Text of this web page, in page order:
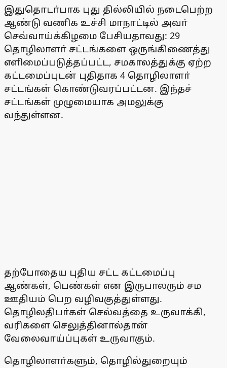
இதுதொடா்பாக புது தில்லியில் நடைபெற்ற
ஆண்டு வணிக உச்சி மாநாட்டில் அவா்
செவ்வாய்க்கிழமை பேசியதாவது: 29
தொழிலாளா் சட்டங்களை ஒருங்கிணைத்து
எளிமைப்படுத்தப்பட்ட, சமகாலத்துக்கு ஏற்ற
கட்டமைப்புடன் புதிதாக 4 தொழிலாளா்
சட்டங்கள் கொண்டுவரப்பட்டன. இந்தச்
சட்டங்கள் முழுமையாக அமலுக்கு
வந்துள்ளன.
தற்போதைய புதிய சட்ட கட்டமைப்பு
ஆண்கள், பெண்கள் என இருபாலரும் சம
ஊதியம் பெற வழிவகுத்துள்ளது.
தொழிலதிபா்கள் செல்வத்தை உருவாக்கி,
வரிகளை செலுத்தினால்தான்
வேலைவாய்ப்புகள் உருவாகும்.
தொழிலாளா்களும், தொழில்துறையும்